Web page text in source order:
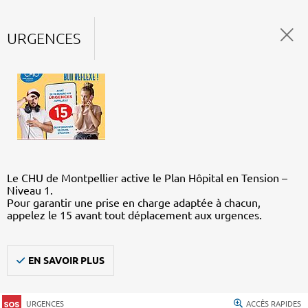
URGENCES
Le CHU de Montpellier active le Plan Hôpital en Tension –
Niveau 1.
Pour garantir une prise en charge adaptée à chacun,
appelez le 15 avant tout déplacement aux urgences.
EN SAVOIR PLUS
URGENCES ACCÈS RAPIDES